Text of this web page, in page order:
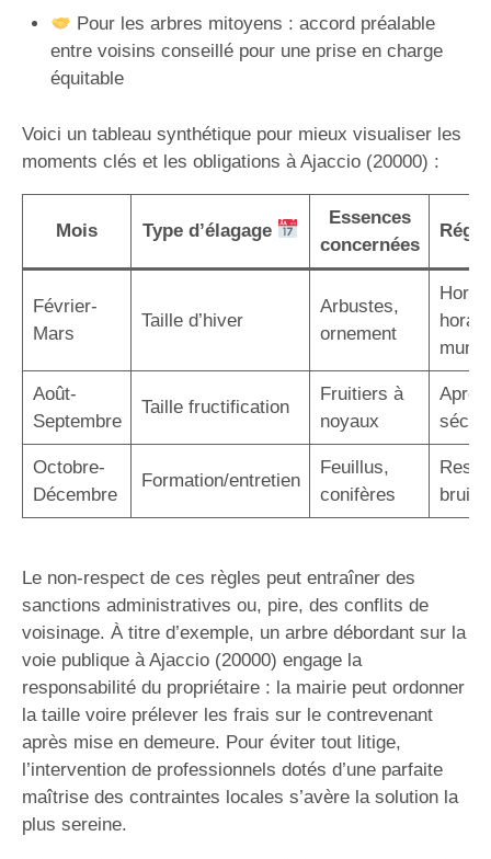
Pour les arbres mitoyens : accord préalable
entre voisins conseillé pour une prise en charge
équitable
Voici un tableau synthétique pour mieux visualiser les
moments clés et les obligations à Ajaccio (20000) :
Mois Type d’élagage
Essences
concernées
Février-
Mars
Taille d’hiver
Arbustes,
ornement
Hors
Août-
Septembre
Taille fructification
Fruitiers à
noyaux
Octobre-
Décembre
Formation/entretien
Feuillus,
conifères
bruit/
Le non-respect de ces règles peut entraîner des
sanctions administratives ou, pire, des conflits de
voisinage. À titre d’exemple, un arbre débordant sur la
voie publique à Ajaccio (20000) engage la
responsabilité du propriétaire : la mairie peut ordonner
la taille voire prélever les frais sur le contrevenant
après mise en demeure. Pour éviter tout litige,
l’intervention de professionnels dotés d’une parfaite
maîtrise des contraintes locales s’avère la solution la
plus sereine.